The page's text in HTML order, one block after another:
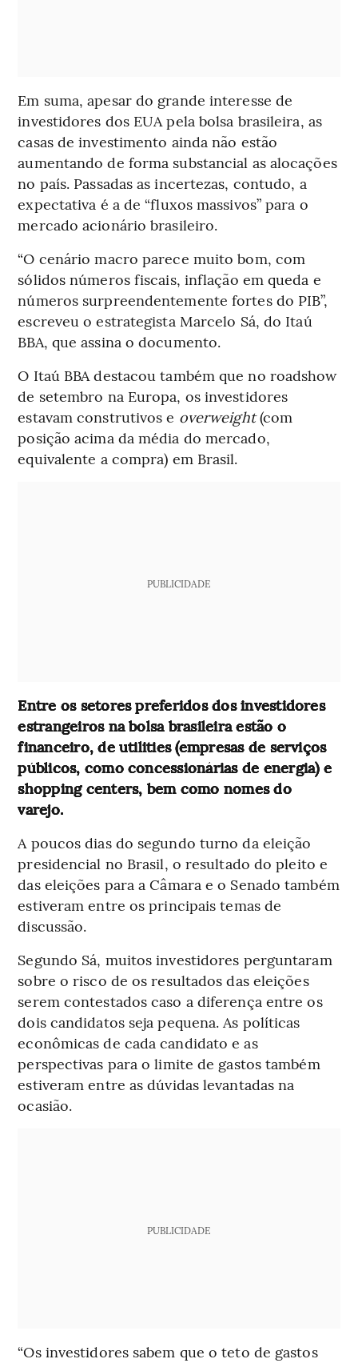
Em suma, apesar do grande interesse de
investidores dos EUA pela bolsa brasileira, as
casas de investimento ainda não estão
aumentando de forma substancial as alocações
no país. Passadas as incertezas, contudo, a
expectativa é a de “fluxos massivos” para o
mercado acionário brasileiro.
“O cenário macro parece muito bom, com
sólidos números fiscais, inflação em queda e
números surpreendentemente fortes do PIB”,
escreveu o estrategista Marcelo Sá, do Itaú
BBA, que assina o documento.
O Itaú BBA destacou também que no roadshow
de setembro na Europa, os investidores
estavam construtivos e overweight(com
posição acima da média do mercado,
equivalente a compra) em Brasil.
PUBLICIDADE
Entre os setores preferidos dos investidores
estrangeiros na bolsa brasileira estão o
financeiro, de utilities (empresas de serviços
públicos, como concessionárias de energia) e
shopping centers, bem como nomes do
varejo.
A poucos dias do segundo turno da eleição
presidencial no Brasil, o resultado do pleito e
das eleições para a Câmara e o Senado também
estiveram entre os principais temas de
discussão.
Segundo Sá, muitos investidores perguntaram
sobre o risco de os resultados das eleições
serem contestados caso a diferença entre os
dois candidatos seja pequena. As políticas
econômicas de cada candidato e as
perspectivas para o limite de gastos também
estiveram entre as dúvidas levantadas na
ocasião.
PUBLICIDADE
“Os investidores sabem que o teto de gastos